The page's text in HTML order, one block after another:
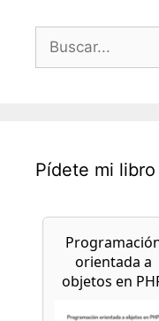
Buscar:
Pídete mi libro